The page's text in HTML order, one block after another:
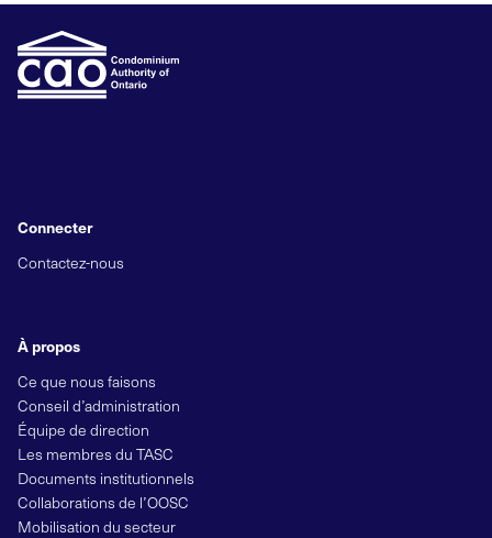
À propos
Ce que nous faisons
Conseil d’administration
Équipe de direction
Les membres du TASC
Documents institutionnels
Collaborations de l’OOSC
Mobilisation du secteur
Connecter
Contactez-nous